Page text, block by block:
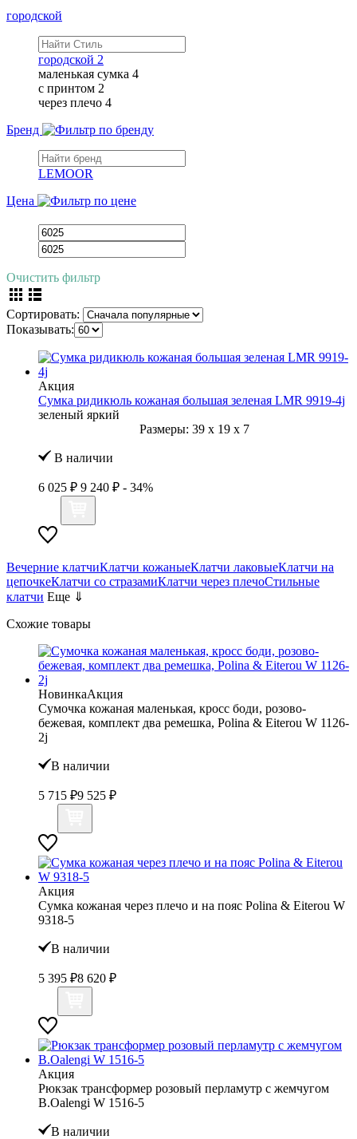
городской
городской 2
маленькая сумка 4
с принтом 2
через плечо 4
Бренд
LEMOOR
Цена
Очистить фильтр
Сортировать:
Показывать:
Акция
Сумка ридикюль кожаная большая зеленая LMR 9919-4j
зеленый яркий
Размеры: 39 x 19 x 7
В наличии
6 025 ₽ 9 240 ₽ - 34%
Вечерние клатчиКлатчи кожаныеКлатчи лаковыеКлатчи на
цепочкеКлатчи со стразамиКлатчи через плечоСтильные
клатчи Еще ⇓
Схожие товары
НовинкаАкция
Сумочка кожаная маленькая, кросс боди, розово-
бежевая, комплект два ремешка, Polina & Eiterou W 1126-
2j
В наличии
5 715 ₽9 525 ₽
Акция
Сумка кожаная через плечо и на пояс Polina & Eiterou W
9318-5
В наличии
5 395 ₽8 620 ₽
Акция
Рюкзак трансформер розовый перламутр с жемчугом
B.Oalengi W 1516-5
В наличии